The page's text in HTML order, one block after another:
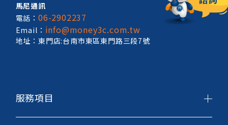
馬尼通訊
電話：06-2902237
Email： info@money3c.com.tw
地址：東門店:台南市東區東門路三段7號
服務項目